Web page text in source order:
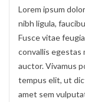
Lorem ipsum
nibh ligula,
Fusce vitae
convallis egestas
auctor. Vivamus
tempus elit, ut
amet sem